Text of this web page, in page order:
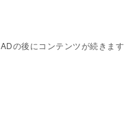
ADの後にコンテンツが続きます